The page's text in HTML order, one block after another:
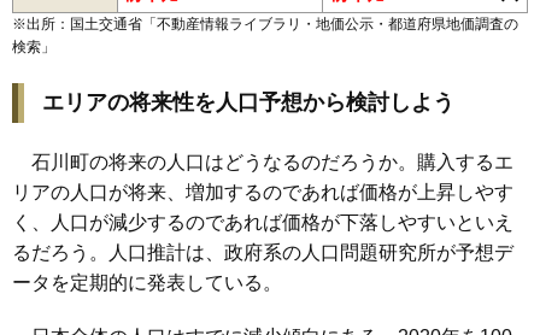
※出所：国土交通省「不動産情報ライブラリ・地価公示・都道府県地価調査の
検索 」
エリアの将来性を人口予想から検討しよう
石川町の将来の人口はどうなるのだろうか。購入するエ
リアの人口が将来、増加するのであれば価格が上昇しやす
く、人口が減少するのであれば価格が下落しやすいといえ
るだろう。人口推計は、政府系の人口問題研究所が予想デ
ータを定期的に発表している。
沢井塩沢双里 中野母畑
磐城石川駅野木沢駅